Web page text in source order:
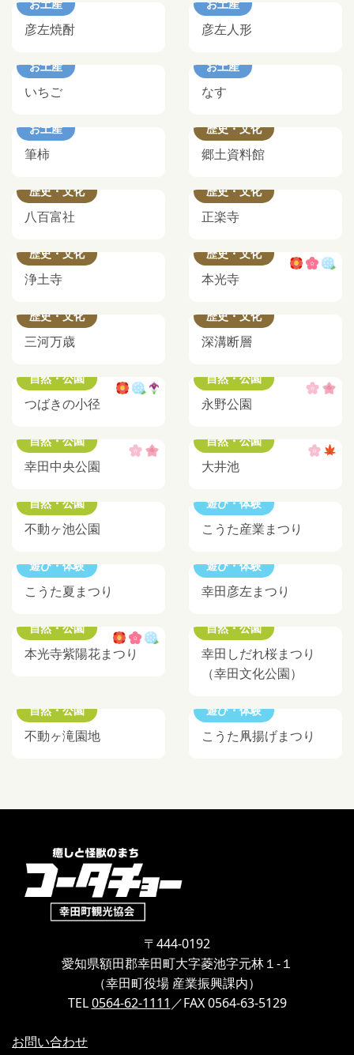
お土産
彦左焼酎
お土産
彦左人形
お土産
いちご
お土産
なす
お土産
筆柿
歴史・文化
郷土資料館
歴史・文化
八百富社
歴史・文化
正楽寺
歴史・文化
浄土寺
歴史・文化
本光寺
歴史・文化
三河万歳
歴史・文化
深溝断層
自然・公園
つばきの小径
自然・公園
永野公園
自然・公園
幸田中央公園
自然・公園
大井池
自然・公園
不動ヶ池公園
遊び・体験
こうた産業まつり
遊び・体験
こうた夏まつり
遊び・体験
幸田彦左まつり
自然・公園
本光寺紫陽花まつり
自然・公園
幸田しだれ桜まつり
（幸田文化公園）
自然・公園
不動ヶ滝園地
遊び・体験
こうた凧揚げまつり
〒444-0192
愛知県額田郡幸田町大字菱池字元林１-１
（幸田町役場 産業振興課内）
TEL0564-62-1111 ／FAX 0564-63-5129
お問い合わせ